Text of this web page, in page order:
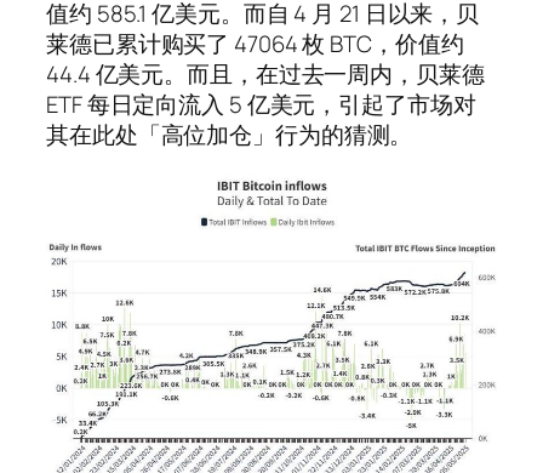
值约 585.1 亿美元。而自 4 月 21 日以来，贝
莱德已累计购买了 47064 枚 BTC，价值约
44.4 亿美元。而且，在过去一周内，贝莱德
ETF 每日定向流入 5 亿美元，引起了市场对
其在此处「高位加仓」行为的猜测。